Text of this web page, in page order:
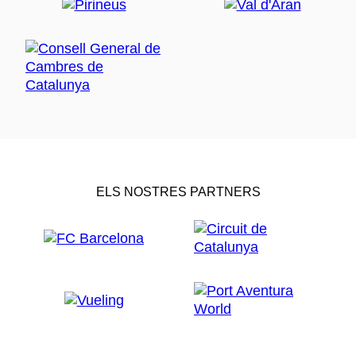
ELS NOSTRES PARTNERS